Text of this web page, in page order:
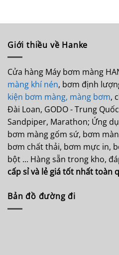
Giới thiều về Hanke
Cửa hàng Máy bơm màng
màng khí nén, bơm định
kiện bơm màng, màng bơm,
Đài Loan, GODO - Trung
Sandpiper, Marathon; Ứng
bơm màng gốm sứ, bơm
bơm chất thải, bơm mực in,
bột ... Hàng sẵn trong kho,
cấp sỉ và lẻ giá tốt nhất toàn
Bản đồ đường đi